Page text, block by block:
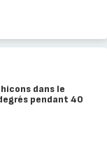
dans le
pendant 40